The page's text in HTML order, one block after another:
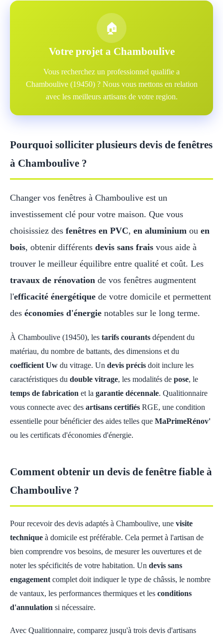
🏠
Votre projet a Chamboulive
Vous recherchez un professionnel qualifie a
Chamboulive (19450) ? Nous vous mettons en relation
avec les meilleurs artisans de votre region.
Pourquoi solliciter plusieurs devis de fenêtres
à Chamboulive ?
Changer vos fenêtres à Chamboulive est un
investissement clé pour votre maison. Que vous
choisissiez des fenêtres en PVC, en aluminium ou en
bois, obtenir différents devis sans frais vous aide à
trouver le meilleur équilibre entre qualité et coût. Les
travaux de rénovation de vos fenêtres augmentent
l'efficacité énergétique de votre domicile et permettent
des économies d'énergie notables sur le long terme.
À Chamboulive (19450), les tarifs courants dépendent du
matériau, du nombre de battants, des dimensions et du
coefficient Uw du vitrage. Un devis précis doit inclure les
caractéristiques du double vitrage, les modalités de pose, le
temps de fabrication et la garantie décennale. Qualitionnaire
vous connecte avec des artisans certifiés RGE, une condition
essentielle pour bénéficier des aides telles que MaPrimeRénov'
ou les certificats d'économies d'énergie.
Comment obtenir un devis de fenêtre fiable à
Chamboulive ?
Pour recevoir des devis adaptés à Chamboulive, une visite
technique à domicile est préférable. Cela permet à l'artisan de
bien comprendre vos besoins, de mesurer les ouvertures et de
noter les spécificités de votre habitation. Un devis sans
engagement complet doit indiquer le type de châssis, le nombre
de vantaux, les performances thermiques et les conditions
d'annulation si nécessaire.
Avec Qualitionnaire, comparez jusqu'à trois devis d'artisans